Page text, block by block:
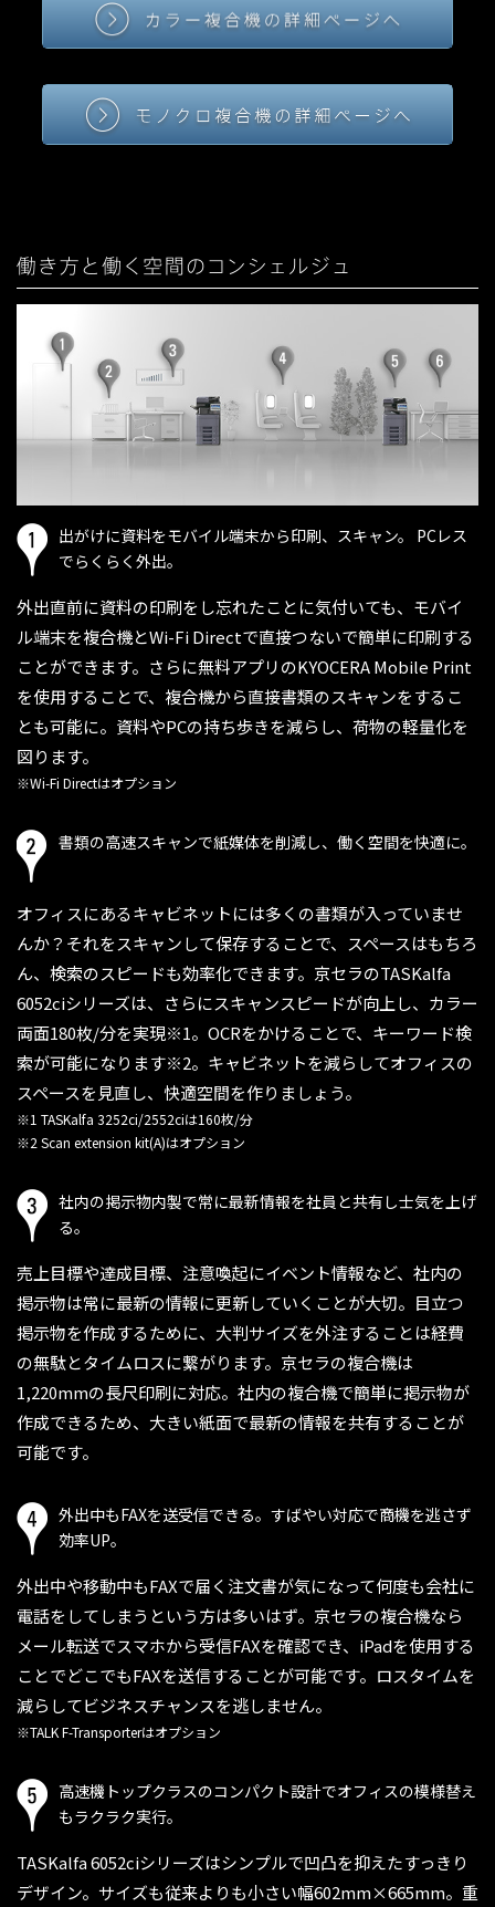
出がけに資料をモバイル端末から印刷、スキャン。
PCレス
でらくらく外出。
外出直前に資料の印刷をし忘れたことに気付いても、モバイ
ル端末を複合機とWi-Fi Directで直接つないで簡単に印刷する
ことができます。さらに無料アプリのKYOCERA Mobile Print
を使用することで、複合機から直接書類のスキャンをするこ
とも可能に。資料やPCの持ち歩きを減らし、荷物の軽量化を
図ります。
※Wi-Fi Directはオプション
書類の高速スキャンで紙媒体を削減し、 働く空間を快適に。
オフィスにあるキャビネットには多くの書類が入っていませ
んか？それをスキャンして保存することで、スペースはもちろ
ん、検索のスピードも効率化できます。京セラのTASKalfa
6052ciシリーズは、さらにスキャンスピードが向上し、カラー
両面180枚/分を実現※1。OCRをかけることで、キーワード検
索が可能になります※2。キャビネットを減らしてオフィスの
スペースを見直し、快適空間を作りましょう。
※1 TASKalfa 3252ci/2552ciは160枚/分
※2 Scan extension kit(A)はオプション
社内の掲示物内製で常に最新情報を社員と共有し士気を上げ
る。
売上目標や達成目標、注意喚起にイベント情報など、社内の
掲示物は常に最新の情報に更新していくことが大切。目立つ
掲示物を作成するために、大判サイズを外注することは経費
の無駄とタイムロスに繋がります。京セラの複合機は
1,220mmの長尺印刷に対応。社内の複合機で簡単に掲示物が
作成できるため、大きい紙面で最新の情報を共有することが
可能です。
外出中もFAXを送受信できる。 すばやい対応で商機を逃さず
効率UP。
外出中や移動中もFAXで届く注文書が気になって何度も会社に
電話をしてしまうという方は多いはず。京セラの複合機なら
メール転送でスマホから受信FAXを確認でき、iPadを使用する
ことでどこでもFAXを送信することが可能です。ロスタイムを
減らしてビジネスチャンスを逃しません。
※TALK F-Transporterはオプション
高速機トップクラスのコンパクト設計でオフィスの模様替え
もラクラク実行。
TASKalfa 6052ciシリーズはシンプルで凹凸を抑えたすっきり
デザイン。サイズも従来よりも小さい幅602mm×665mm。重